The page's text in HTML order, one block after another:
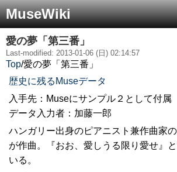
MuseWiki
愛の夢「第三番」
Last-modified: 2013-01-06 (日) 02:14:57
Top/愛の夢「第三番」
歴史に残るMuseデータ
入手先：Museにサンプル２として付属
データ入力者：加藤一郎
ハンガリー出身のピアニスト兼作曲家
が作曲。『おお、愛しうる限り愛せ』
いる。